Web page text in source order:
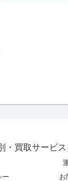
・買取サービス
ー
お